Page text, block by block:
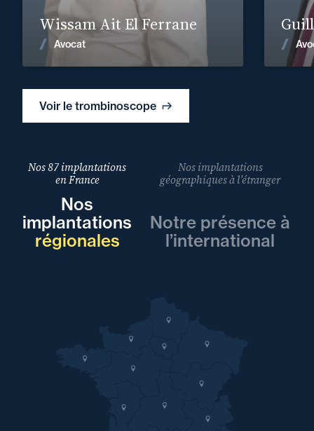
Voir le trombinoscope
Wissam Ait El Ferrane
Avocat
En savoir plus
Voir les actualités
Nos 87 implantations
en France
Nos
implantations
régionales
Nos implantations
géographiques à l’étranger
Notre présence à
l’international